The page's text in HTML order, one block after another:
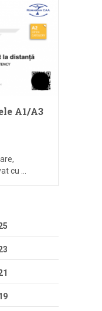
A1/A3
cu …